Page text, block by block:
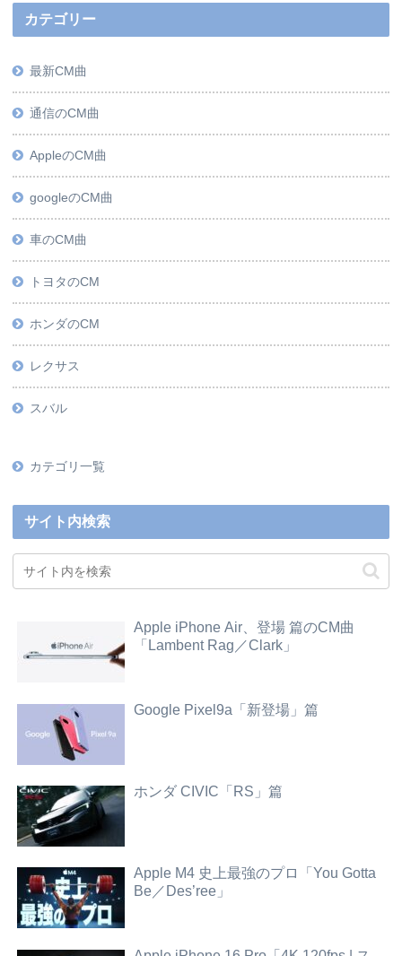
カテゴリー
最新CM曲
通信のCM曲
AppleのCM曲
googleのCM曲
車のCM曲
トヨタのCM
ホンダのCM
レクサス
スバル
カテゴリ一覧
サイト内検索
Apple iPhone Air、登場 篇のCM曲
「Lambent Rag／Clark」
Google Pixel9a「新登場」篇
ホンダ CIVIC「RS」篇
Apple M4 史上最強のプロ「You Gotta
Be／Des’ree」